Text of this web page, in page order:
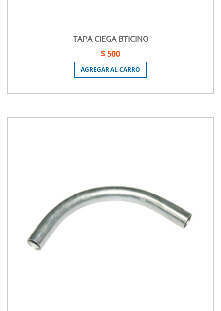
TAPA CIEGA BTICINO
$ 500
AGREGAR AL CARRO